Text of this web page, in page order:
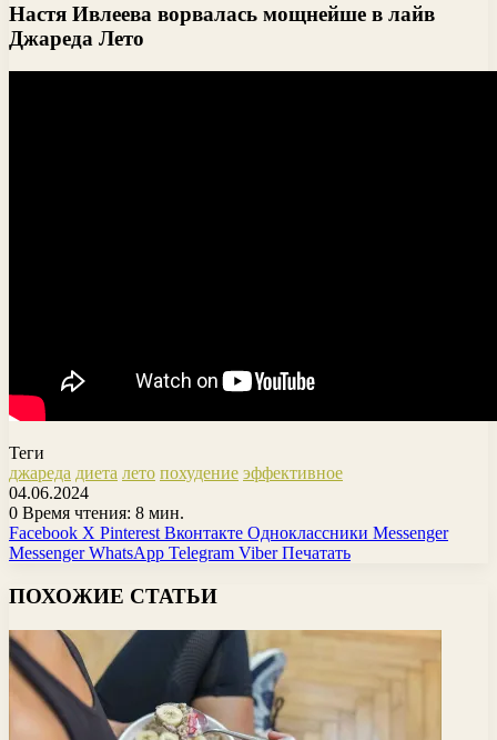
Настя Ивлеева ворвалась мощнейше в лайв
Джареда Лето
Теги
джареда диета лето похудение эффективное
04.06.2024
0 Время чтения: 8 мин.
Facebook X Pinterest Вконтакте Одноклассники Messenger
Messenger WhatsApp Telegram Viber Печатать
ПОХОЖИЕ СТАТЬИ